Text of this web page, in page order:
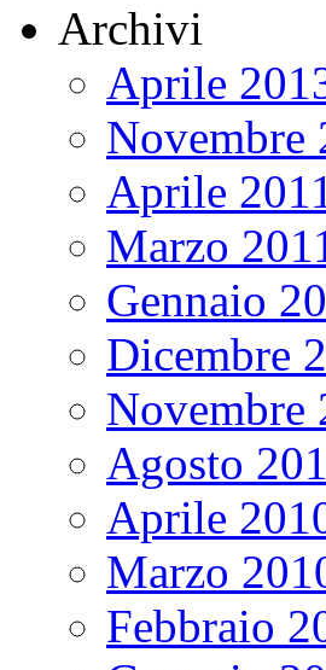
Archivi
Aprile
Novembre
Aprile
Marzo
Gennaio
Dicembre
Novembre
Agosto
Aprile
Marzo
Febbraio